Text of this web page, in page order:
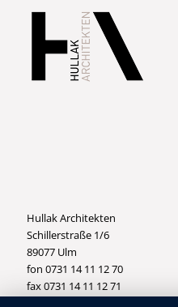
Hullak Architekten
Schillerstraße 1/6
89077 Ulm
fon 0731 14 11 12 70
fax 0731 14 11 12 71